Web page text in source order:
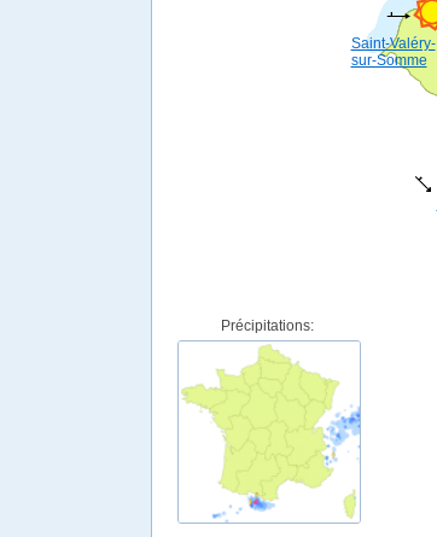
Saint-Valéry-
sur-Somme
Précipitations: